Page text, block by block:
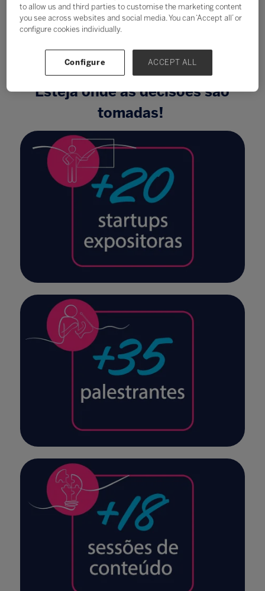
Esteja onde as decisões são
tomadas!
to allow us and third parties to customise the marketing content
you see across websites and social media. You can ‘Accept all’ or
configure cookies individually.
Configure ACCEPT ALL